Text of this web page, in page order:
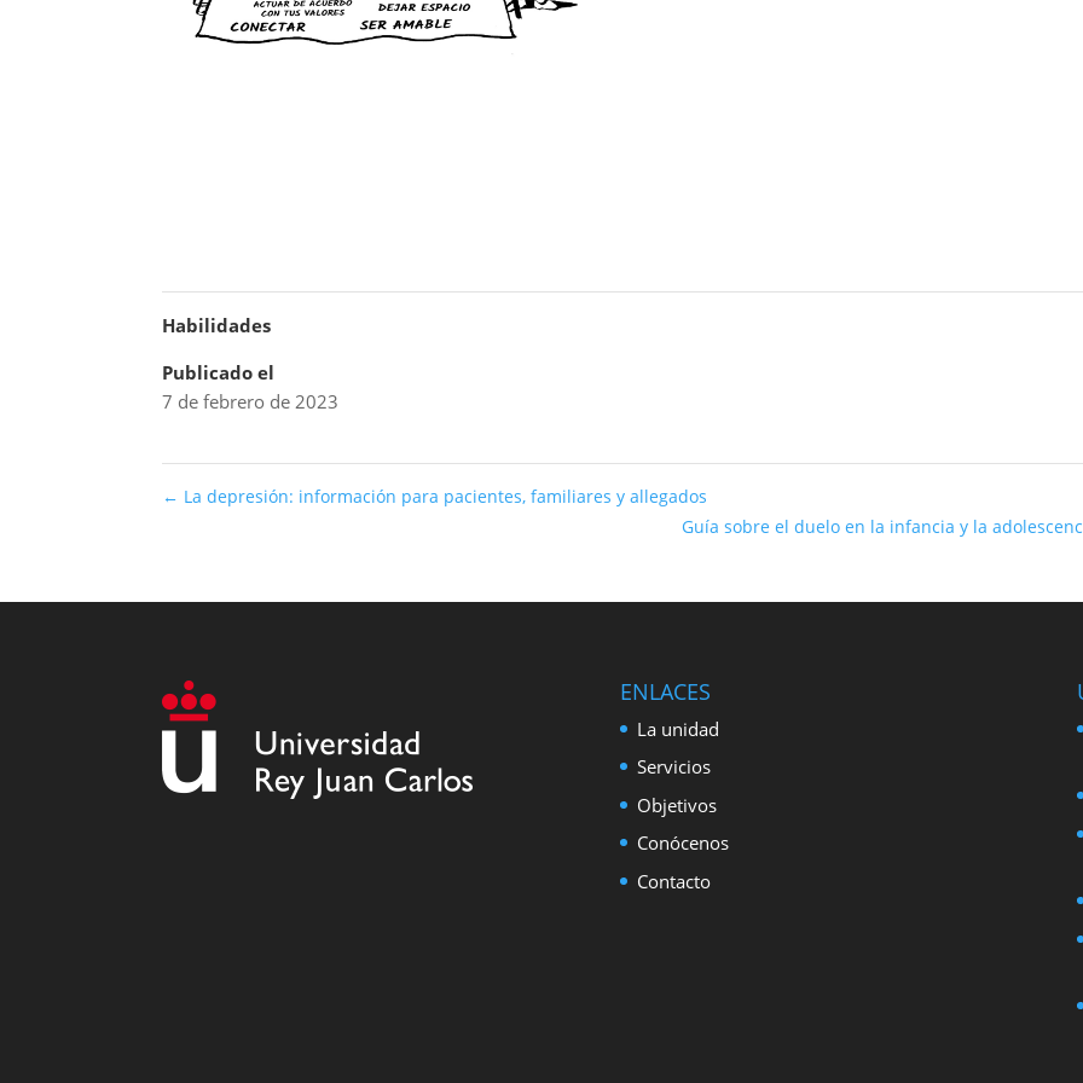
Habilidades
Publicado el
7 de febrero de 2023
← La depresión: información para pacientes, familiares y allegados
Guía sobre el duelo en la infancia y la
ENLACES
La unidad
Servicios
Objetivos
Conócenos
Contacto